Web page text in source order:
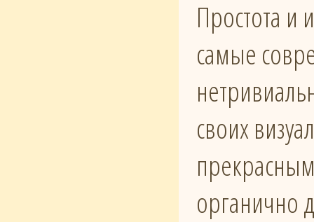
Простота
самые
своих
органично